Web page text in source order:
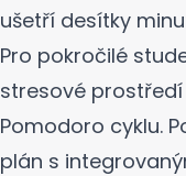
ušetří desítky
Pro pokročilé
stresové
Pomodoro cyklu.
plán s